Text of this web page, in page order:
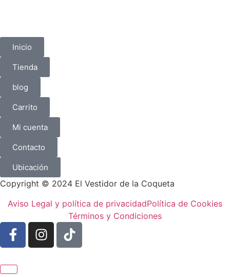
Inicio
Tienda
blog
Carrito
Mi cuenta
Contacto
Ubicación
Copyright © 2024 El Vestidor de la Coqueta
Aviso Legal y política de privacidadPolítica de Cookies
Términos y Condiciones